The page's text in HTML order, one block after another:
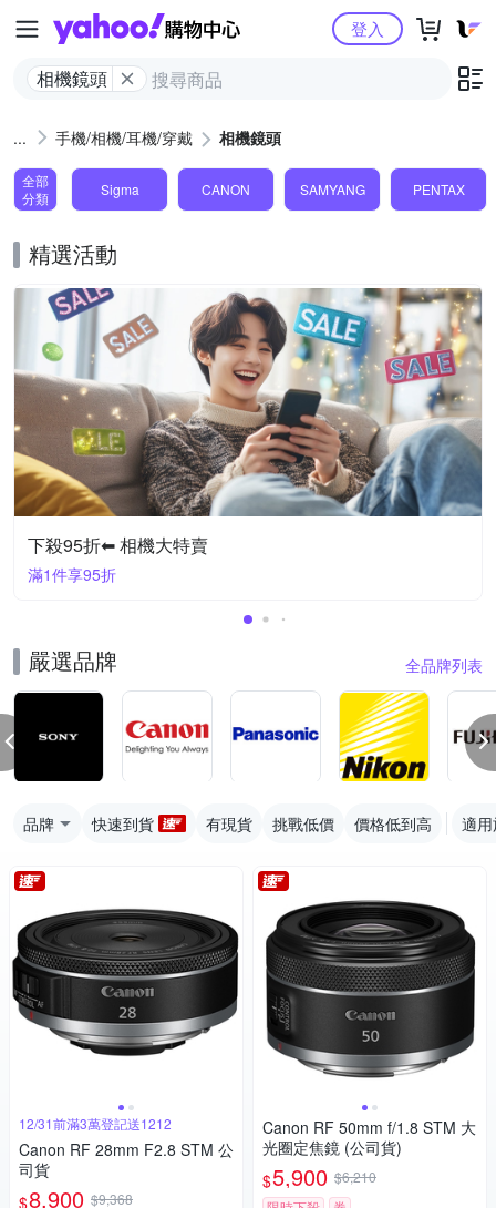
Yahoo購物中心
相機鏡頭
登入
手機/相機/耳機/穿戴 相機鏡頭
全部
分類
Sigma CANON SAMYANG PENTAX
精選活動
下殺95折⬅︎ 相機大特賣
滿1件享95折
嚴選品牌 全品牌列表
品牌 快速到貨 有現貨 挑戰低價 價格低到高 適
12/31前滿3萬登記送1212
Canon RF 28mm F2.8 STM 公
司貨
$8,900 $9,368
Canon RF 50mm f/1.8 STM 大
光圈定焦鏡 (公司貨)
$5,900 $6,210